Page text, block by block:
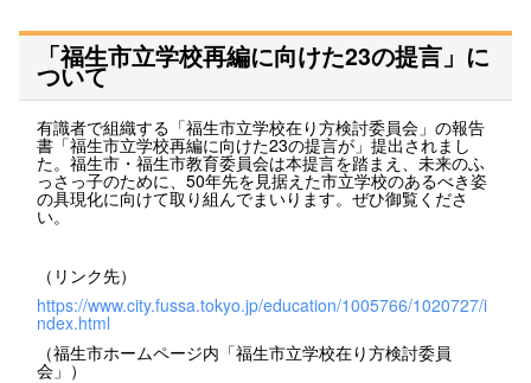
「福生市立学校再編に向けた23の提言」に
ついて
有識者で組織する「福生市立学校在り方検討委員会」の報告
書「福生市立学校再編に向けた23の提言が」提出されまし
た。福生市・福生市教育委員会は本提言を踏まえ、未来のふ
っさっ子のために、50年先を見据えた市立学校のあるべき姿
の具現化に向けて取り組んでまいります。ぜひ御覧くださ
い。
（リンク先）
https://www.city.fussa.tokyo.jp/education/1005766/1020727/i
ndex.html
（福生市ホームページ内「福生市立学校在り方検討委員
会」）